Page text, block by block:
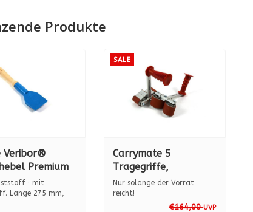
Produkte
Veribor®
Premium
mit
BO 5165400
· mit
Länge 275 mm,
SALE
Carrymate 5
Tragegriffe,
spannweite 0 - 80
mm
Nur solange der Vorrat
reicht!
Carrymate® Plattenträger
€164,00UVP